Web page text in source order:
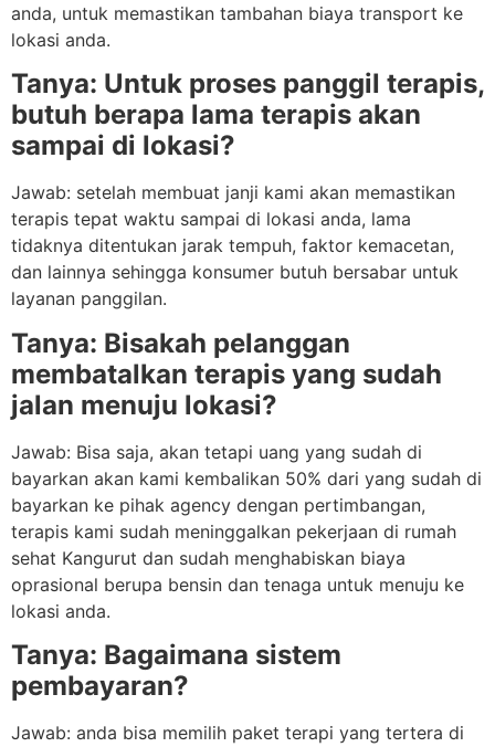
anda, untuk memastikan tambahan biaya transport ke
lokasi anda.
Tanya: Untuk proses panggil terapis,
butuh berapa lama terapis akan
sampai di lokasi?
Jawab: setelah membuat janji kami akan memastikan
terapis tepat waktu sampai di lokasi anda, lama
tidaknya ditentukan jarak tempuh, faktor kemacetan,
dan lainnya sehingga konsumer butuh bersabar untuk
layanan panggilan.
Tanya: Bisakah pelanggan
membatalkan terapis yang sudah
jalan menuju lokasi?
Jawab: Bisa saja, akan tetapi uang yang sudah di
bayarkan akan kami kembalikan 50% dari yang sudah di
bayarkan ke pihak agency dengan pertimbangan,
terapis kami sudah meninggalkan pekerjaan di rumah
sehat Kangurut dan sudah menghabiskan biaya
oprasional berupa bensin dan tenaga untuk menuju ke
lokasi anda.
Tanya: Bagaimana sistem
pembayaran?
Jawab: anda bisa memilih paket terapi yang tertera di